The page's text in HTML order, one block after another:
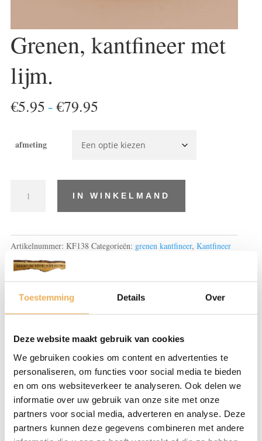
Toestemming Details Over
Deze website maakt gebruik van cookies
We gebruiken cookies om content en advertenties te
personaliseren, om functies voor social media te bieden
en om ons websiteverkeer te analyseren. Ook delen we
informatie over uw gebruik van onze site met onze
partners voor social media, adverteren en analyse. Deze
partners kunnen deze gegevens combineren met andere
Grenen, kantfineer met
lijm.
€5.95 -€79.95Prijsklasse:
tot
€79.95
afmeting
kantfineer
IN WINKELMAND
Artikelnummer: KF138 Categorieën: grenen kantfineer, Kantfineer
en melamine Tags:
kantfineer,lijm,voorgelijmd
Extra informatie
Beoordelingen (0)
BESCHRIJVING
Grenen kantenfineer om eenvoudig zelf
fineer op de zijkanten van een plank aan te